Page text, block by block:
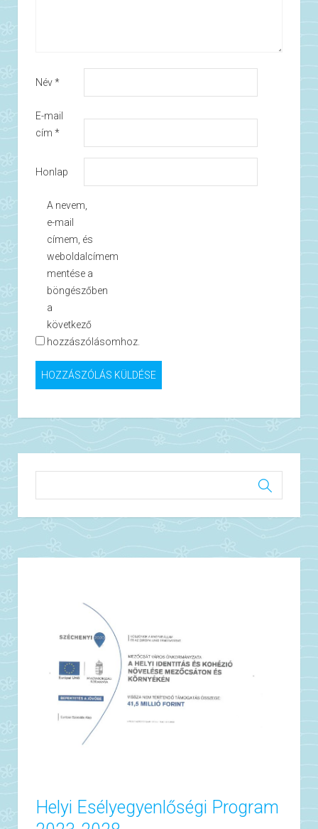
Név*
E-mail
cím *
Honlap
A nevem,
e-mail
címem, és
weboldalcímem
mentése a
böngészőben
a
következő
hozzászólásomhoz.
Helyi Esélyegyenlőségi Program